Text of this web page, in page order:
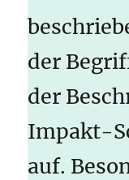
der
der
Impakt-
auf.